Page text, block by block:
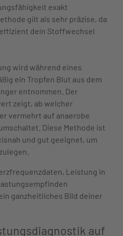
exakt
gilt als sehr präzise, da
dein Stoffwechsel
wird während eines
ein Tropfen Blut aus dem
entnommen. Der
zeigt, ab welcher
vermehrt auf anaerobe
Diese Methode ist
und gut geeignet, um
Leistung in
ganzheitliches Bild deiner
auf